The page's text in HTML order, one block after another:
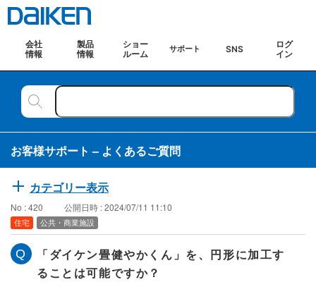
会社
情報
製品
情報
ショー
ルーム
サポート SNS
ログ
イン
お客様サポート – よくあるご質問
カテゴリー表示
No : 420 公開日時 : 2024/07/11 11:10
住宅 公共・商業施設
「ダイケン畳健やかくん」を、円形に加工す
ることは可能ですか？